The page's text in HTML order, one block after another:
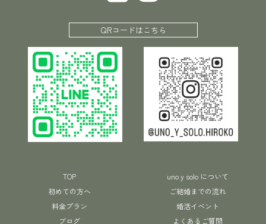
QRコードはこちら
TOP
uno y solo について
初めての方へ
ご結婚までの流れ
料金プラン
婚活イベント
ブログ
よくあるご質問